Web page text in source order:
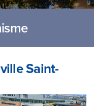
Saint-